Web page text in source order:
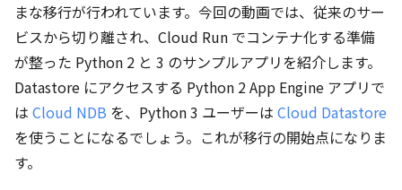
まな移行が行われています。今回の動画では、従来のサー
ビスから切り離され、Cloud Run でコンテナ化する準備
が整った Python 2 と 3 のサンプルアプリを紹介します。
Datastore にアクセスする Python 2 App Engine アプリで
は Cloud NDB を、Python 3 ユーザーは Cloud Datastore
を使うことになるでしょう。これが移行の開始点になりま
す。